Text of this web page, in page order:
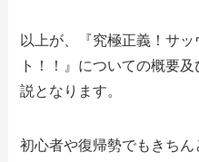
以上が、『究極正義！サ
ト！！』についての概要
説となります。
初心者や復帰勢でもきち